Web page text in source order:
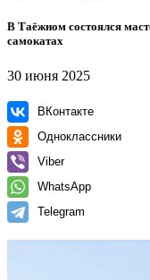
В Таёжном состоялся
самокатах
30 июня 2025
ВКонтакте
Одноклассники
Viber
WhatsApp
Telegram